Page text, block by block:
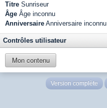
Titre Sunriseur
Âge Âge inconnu
Anniversaire Anniversaire inconnu
Contrôles utilisateur
Mon contenu
Version complète